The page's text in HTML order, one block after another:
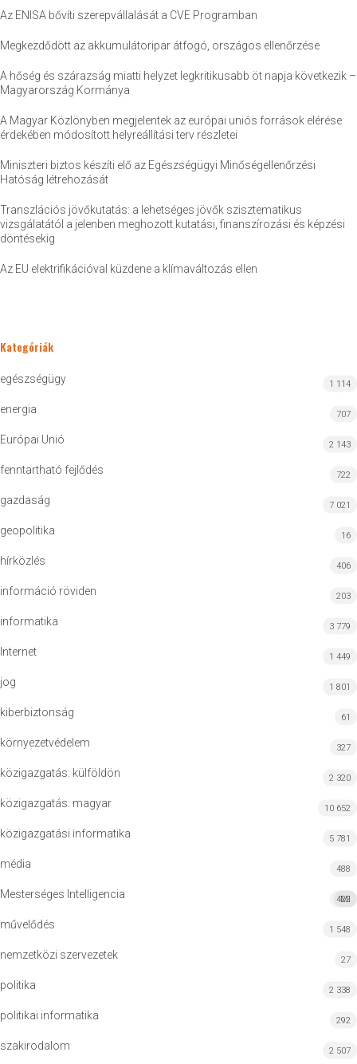
Az ENISA bővíti szerepvállalását a CVE Programban
Megkezdődött az akkumulátoripar átfogó, országos ellenőrzése
A hőség és szárazság miatti helyzet legkritikusabb öt napja következik –
Magyarország Kormánya
A Magyar Közlönyben megjelentek az európai uniós források elérése
érdekében módosított helyreállítási terv részletei
Miniszteri biztos készíti elő az Egészségügyi Minőségellenőrzési
Hatóság létrehozását
Transzlációs jövőkutatás: a lehetséges jövők szisztematikus
vizsgálatától a jelenben meghozott kutatási, finanszírozási és képzési
döntésekig
Az EU elektrifikációval küzdene a klímaváltozás ellen
Kategóriák
egészségügy 1 114
energia 707
Európai Unió 2 143
fenntartható fejlődés 722
gazdaság 7 021
geopolitika 16
hírközlés 406
információ röviden 203
informatika 3 779
Internet 1 449
jog 1 801
kiberbiztonság 61
környezetvédelem 327
közigazgatás: külföldön 2 320
közigazgatás: magyar 10 652
közigazgatási informatika 5 781
média 488
Mesterséges Intelligencia MI
422
művelődés 1 548
nemzetközi szervezetek 27
politika 2 338
politikai informatika 292
szakirodalom 2 507